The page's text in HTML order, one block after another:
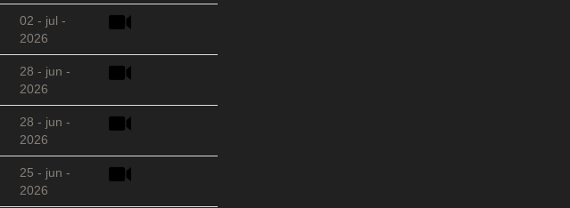
02 - jul -
2026
28 - jun -
2026
28 - jun -
2026
25 - jun -
2026